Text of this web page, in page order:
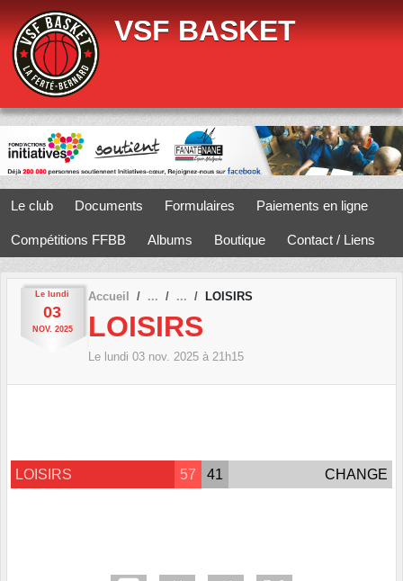
VSF BASKET
Le club Documents Formulaires Paiements en ligne
Compétitions FFBB Albums Boutique Contact / Liens
Le lundi
03
NOV. 2025
Accueil LOISIRS
LOISIRS
Le lundi 03 nov. 2025 à 21h15
LOISIRS 57 41 CHANGE
Panneau de gestion des cookies